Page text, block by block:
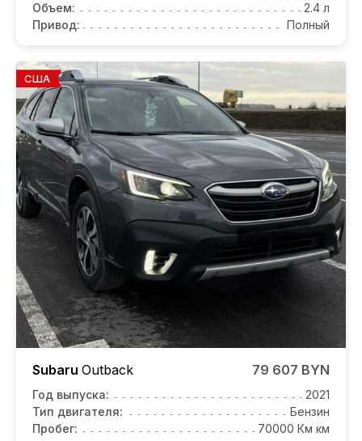
Объем:
2.4 л
Привод:
Полный
США
Subaru Outback 79 607 BYN
Год выпуска:
2021
Тип двигателя:
Бензин
Пробег:
70000 Км км